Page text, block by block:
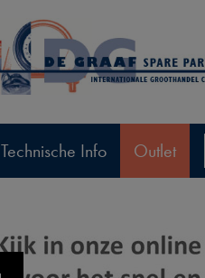
Technische Info Outlet